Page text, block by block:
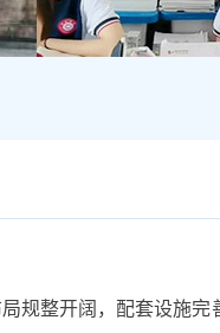
规整开阔，配套设施完